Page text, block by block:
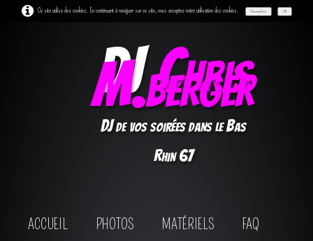
Ce site utilise des cookies. En continuant à naviguer sur ce site, vous acceptez notre utilisation des cookies. Personnaliser OK
DJChris
M.berger
DJ de vos soirées dans le Bas
Rhin 67
ACCUEIL PHOTOS MATÉRIELS FAQ